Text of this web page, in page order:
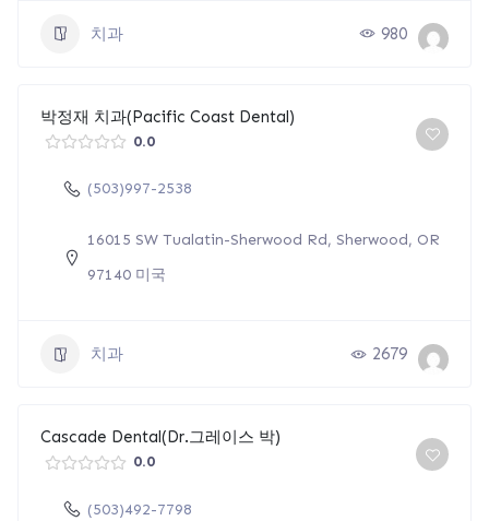
치과 980
박정재 치과(Pacific Coast Dental)
0.0
(503)997-2538
16015 SW Tualatin-Sherwood Rd, Sherwood, OR
97140 미국
치과 2679
Cascade Dental(Dr.그레이스 박)
0.0
(503)492-7798